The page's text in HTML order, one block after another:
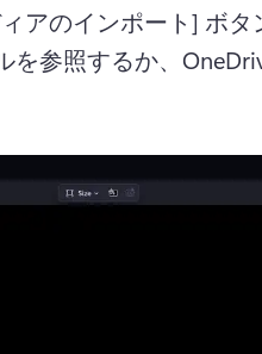
アのインポート] ボタ
を参照するか、